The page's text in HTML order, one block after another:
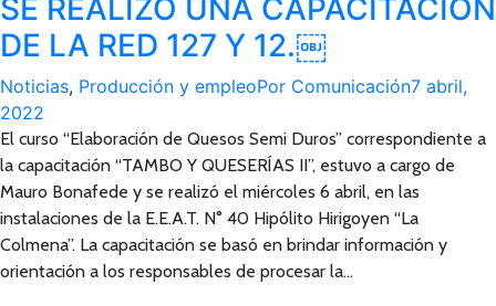
SE REALIZÓ UNA CAPACITACIÓN
DE LA RED 127 Y 12.￼
Noticias, Producción y empleoPor Comunicación7 abril,
2022
El curso “Elaboración de Quesos Semi Duros” correspondiente a
la capacitación “TAMBO Y QUESERÍAS II”, estuvo a cargo de
Mauro Bonafede y se realizó el miércoles 6 abril, en las
instalaciones de la E.E.A.T. N° 40 Hipólito Hirigoyen “La
Colmena”. La capacitación se basó en brindar información y
orientación a los responsables de procesar la…